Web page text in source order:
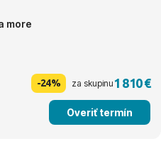
more
-24% za skupinu1 810 €
Overiť termín